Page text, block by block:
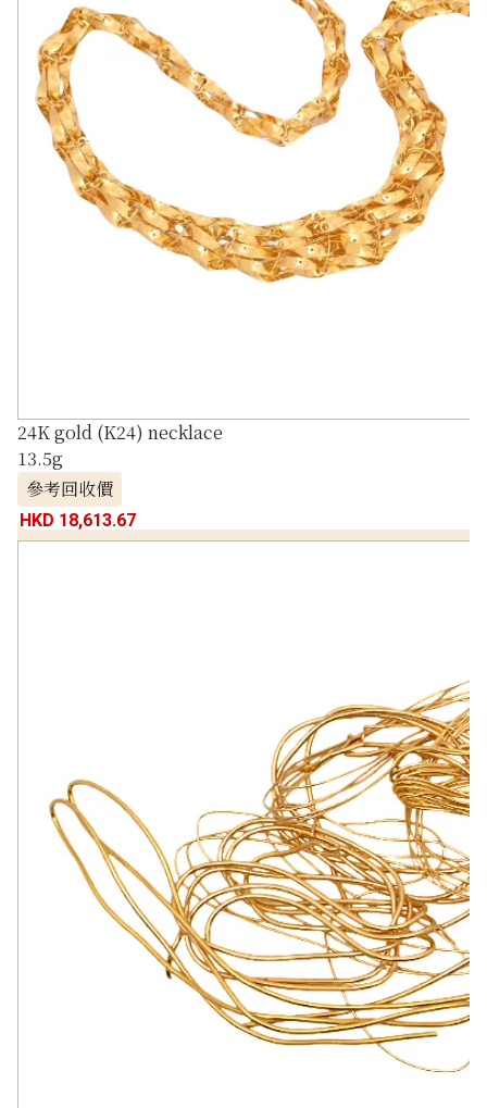
24K gold (K24) necklace
13.5g
參考回收價
HKD 18,613.67